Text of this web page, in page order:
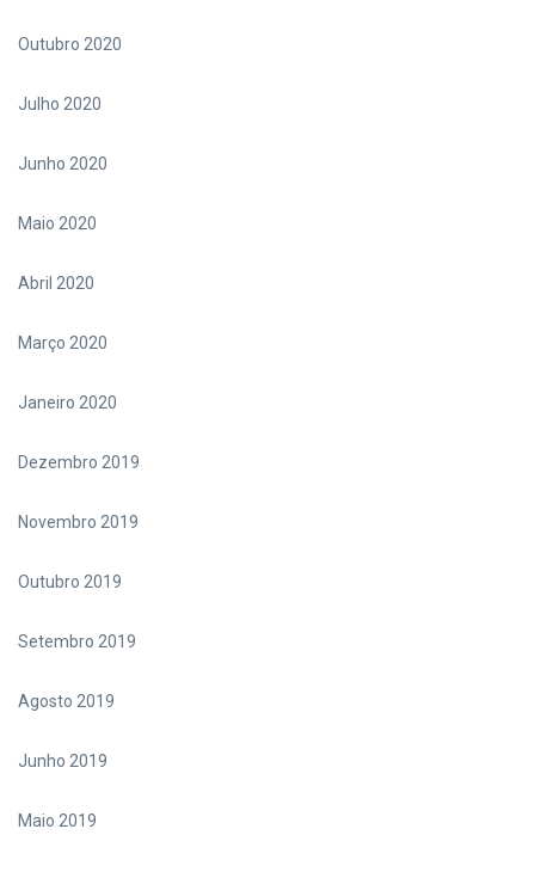
Outubro 2020
Julho 2020
Junho 2020
Maio 2020
Abril 2020
Março 2020
Janeiro 2020
Dezembro 2019
Novembro 2019
Outubro 2019
Setembro 2019
Agosto 2019
Junho 2019
Maio 2019